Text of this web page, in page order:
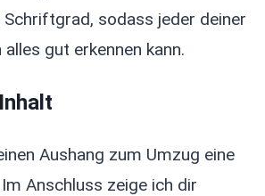
Schriftgrad, sodass jeder deiner
gut erkennen kann.
Aushang zum Umzug eine
Anschluss zeige ich dir